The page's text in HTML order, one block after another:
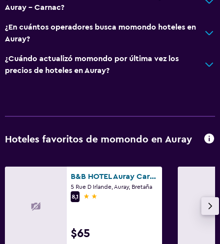
Auray - Carnac?
¿En cuántos operadores busca momondo hoteles en
Auray?
¿Cuándo actualizó momondo por última vez los
precios de hoteles en Auray?
Hoteles favoritos de momondo en Auray
B&B HOTEL Auray Carnac
5 Rue D Irlande, Auray, Bretaña
8,1
2 estrellas
$65